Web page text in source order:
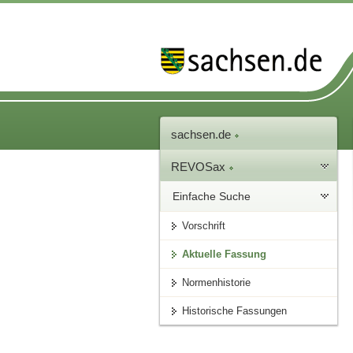
sachsen.de
REVOSax
Einfache Suche
Vorschrift
Aktuelle Fassung
Normenhistorie
Historische Fassungen